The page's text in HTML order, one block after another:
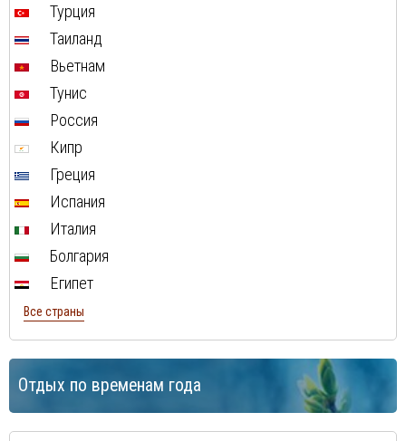
Турция
Таиланд
Вьетнам
Тунис
Россия
Кипр
Греция
Испания
Италия
Болгария
Египет
Все страны
Отдых по временам года